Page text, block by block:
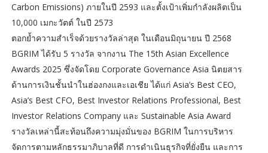
Carbon Emissions) ภายในปี 2593 และตั้งเป้าเพิ่มกำลังผลิตเป็น
10,000 เมกะวัตต์ ในปี 2573
ตอกย้ำความสำเร็จด้วยรางวัลล่าสุด ในเดือนมิถุนายน ปี 2568
BGRIM ได้รับ 5 รางวัล จากงาน The 15th Asian Excellence
Awards 2025 ซึ่งจัดโดย Corporate Governance Asia นิตยสาร
ด้านการเงินชั้นนำในฮ่องกงและเอเชีย ได้แก่ Asia’s Best CEO,
Asia’s Best CFO, Best Investor Relations Professional, Best
Investor Relations Company และ Sustainable Asia Award
รางวัลเหล่านี้สะท้อนถึงความมุ่งมั่นของ BGRIM ในการบริหาร
จัดการตามหลักธรรมาภิบาลที่ดี การดำเนินธุรกิจที่ยั่งยืน และการ